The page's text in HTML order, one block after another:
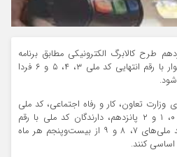
طرح کالابرگ الکترونیکی مطابق برنامه
تدوین شده برای سرپرستان خانوار با رقم انتهایی کد ملی ۳، ۴، ۵ و ۶ فردا
تعاون، کار و رفاه اجتماعی، کد ملی
سرپرستان خانوار با رقم انتهایی ۰، ۱ و ۲ پانزدهم، دارندگان کد ملی با رقم
انتهایی ۳، ۴، ۵ و ۶ بیستم و کد ملی‌های ۷، ۸ و ۹ از بیست‌وپنجم هر ماه
اساسی کنند.